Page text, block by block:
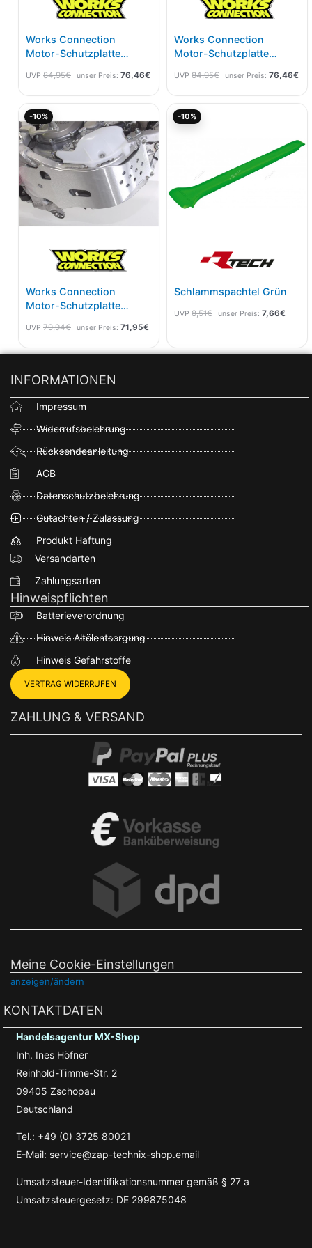
Works Connection
Motor-Schutzplatte
UVP 84,95€ unser Preis: 76,46€
Works Connection
Motor-Schutzplatte
UVP 84,95€ unser Preis: 76,46€
-10%
Works Connection
Motor-Schutzplatte
UVP 79,94€
war:
79,94€
unser Preis: 71,95€
Aktueller
ist:
71,95€.
-10%
Schlammspachtel Grün
UVP 8,51€ unser Preis: 7,66€
7,66€.
INFORMATIONEN
Impressum
Widerrufsbelehrung
Rücksendeanleitung
AGB
Datenschutzbelehrung
Gutachten / Zulassung
Produkt Haftung
Versandarten
Zahlungsarten
Hinweispflichten
Batterieverordnung
Hinweis Altölentsorgung
Hinweis Gefahrstoffe
VERTRAG WIDERRUFEN
ZAHLUNG & VERSAND
Meine Cookie-Einstellungen
anzeigen/ändern
KONTAKTDATEN
Handelsagentur MX-Shop
Inh. Ines Höfner
Reinhold-Timme-Str. 2
09405 Zschopau
Deutschland
Tel.: +49 (0) 3725 80021
E-Mail: service@zap-technix-shop.email
Umsatzsteuer-Identifikationsnummer gemäß § 27 a
Umsatzsteuergesetz: DE 299875048